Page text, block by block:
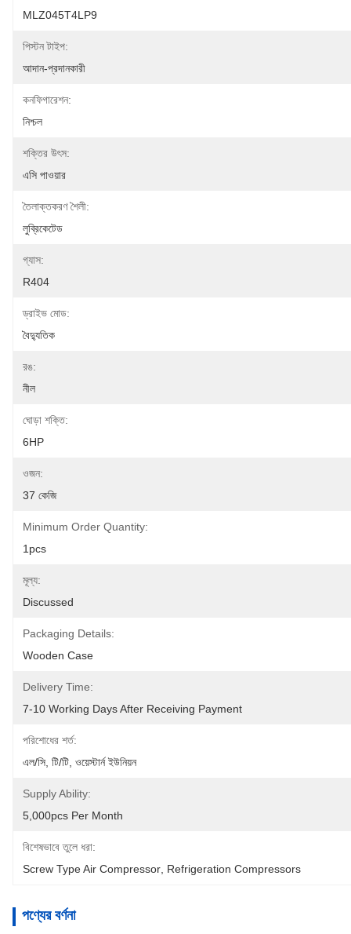
MLZ045T4LP9
পিস্টন টাইপ:
আদান-প্রদানকারী
কনফিগারেশন:
নিশ্চল
শক্তির উৎস:
এসি পাওয়ার
তৈলাক্তকরণ শৈলী:
লুব্রিকেটেড
গ্যাস:
R404
ড্রাইভ মোড:
বৈদ্যুতিক
রঙ:
নীল
ঘোড়া শক্তি:
6HP
ওজন:
37 কেজি
Minimum Order Quantity:
1pcs
মূল্য:
Discussed
Packaging Details:
Wooden Case
Delivery Time:
7-10 Working Days After Receiving Payment
পরিশোধের শর্ত:
এল/সি, টি/টি, ওয়েস্টার্ন ইউনিয়ন
Supply Ability:
5,000pcs Per Month
বিশেষভাবে তুলে ধরা:
Screw Type Air Compressor Refrigeration Compressors
পণ্যের বর্ণনা